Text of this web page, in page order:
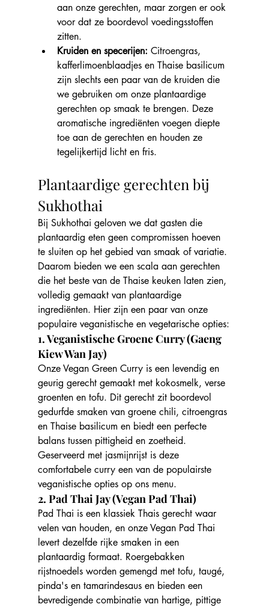
aan onze gerechten, maar zorgen er ook
voor dat ze boordevol voedingsstoffen
zitten.
Kruiden en specerijen: Citroengras,
kafferlimoenblaadjes en Thaise basilicum
zijn slechts een paar van de kruiden die
we gebruiken om onze plantaardige
gerechten op smaak te brengen. Deze
aromatische ingrediënten voegen diepte
toe aan de gerechten en houden ze
tegelijkertijd licht en fris.
Plantaardige gerechten bij
Sukhothai
Bij Sukhothai geloven we dat gasten die
plantaardig eten geen compromissen hoeven
te sluiten op het gebied van smaak of variatie.
Daarom bieden we een scala aan gerechten
die het beste van de Thaise keuken laten zien,
volledig gemaakt van plantaardige
ingrediënten. Hier zijn een paar van onze
populaire veganistische en vegetarische opties:
1. Veganistische Groene Curry (Gaeng
Kiew Wan Jay)
Onze Vegan Green Curry is een levendig en
geurig gerecht gemaakt met kokosmelk, verse
groenten en tofu. Dit gerecht zit boordevol
gedurfde smaken van groene chili, citroengras
en Thaise basilicum en biedt een perfecte
balans tussen pittigheid en zoetheid.
Geserveerd met jasmijnrijst is deze
comfortabele curry een van de populairste
veganistische opties op ons menu.
2. Pad Thai Jay (Vegan Pad Thai)
Pad Thai is een klassiek Thais gerecht waar
velen van houden, en onze Vegan Pad Thai
levert dezelfde rijke smaken in een
plantaardig formaat. Roergebakken
rijstnoedels worden gemengd met tofu, taugé,
pinda's en tamarindesaus en bieden een
bevredigende combinatie van hartige, pittige